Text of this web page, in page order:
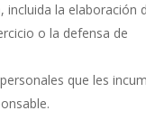
la elaboración
o la defensa de
que les